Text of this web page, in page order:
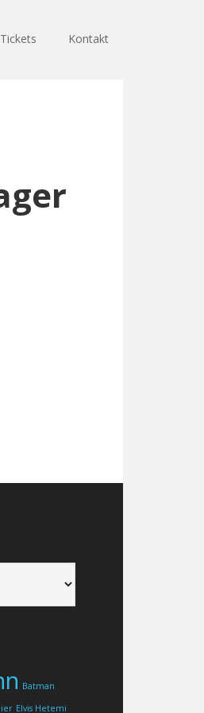
Kontakt
Batman
Elvis Hetemi